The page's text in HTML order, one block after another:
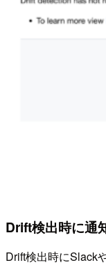
Drift検出時に通
Drift検出時にSlack